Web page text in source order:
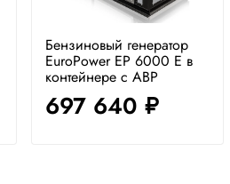
Бензиновый генератор
EuroPower EP 6000 E в
контейнере с АВР
697 640 руб.